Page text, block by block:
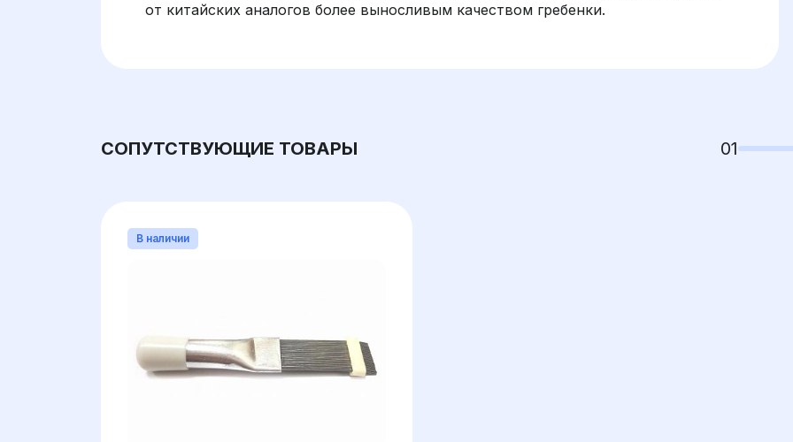
от китайских аналогов более выносливым качеством гребенки.
СОПУТСТВУЮЩИЕ ТОВАРЫ 01
В наличии